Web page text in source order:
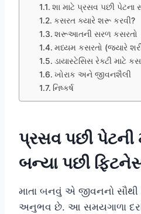
શા માટે પ્રસવ પછી
કસરત ક્યારે શરૂ કરવી?
શરૂઆતની સરળ કસરતો
મધ્યમ કસરતો (જ્યારે
ડાયાસ્ટેસિસ રેક્ટી માટે
ખોરાક અને જીવનશૈલી
નિષ્કર્ષ
પ્રસવ પછી પેટની
બન્યા પછી
માતા બનવું એ જીવનનો
અનુભવ છે. આ સમયગાળા